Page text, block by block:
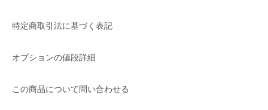
特定商取引法に基づく表記
オプションの値段詳細
この商品について問い合わせる